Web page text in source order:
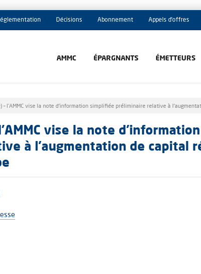
Décisions Abonnement Appels d'offres
AMMC ÉPARGNANTS ÉMETTEURS
– l’AMMC vise la note d'information simplifiée préliminaire relative à
l’AMMC vise la note
à l'augmentation de capital